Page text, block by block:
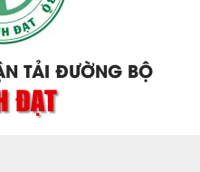
TẢI ĐƯỜNG BỘ
ĐẠT